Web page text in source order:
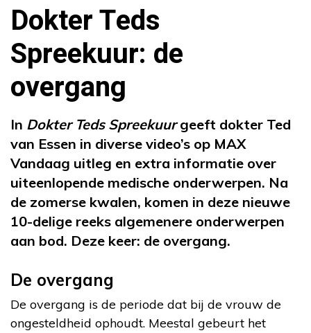
Dokter Teds
Spreekuur: de
overgang
In Dokter Teds Spreekuurgeeft dokter Ted
van Essen in diverse video’s op MAX
Vandaag uitleg en extra informatie over
uiteenlopende medische onderwerpen. Na
de zomerse kwalen, komen in deze nieuwe
10-delige reeks algemenere onderwerpen
aan bod. Deze keer: de overgang.
De overgang
De overgang is de periode dat bij de vrouw de
ongesteldheid ophoudt. Meestal gebeurt het